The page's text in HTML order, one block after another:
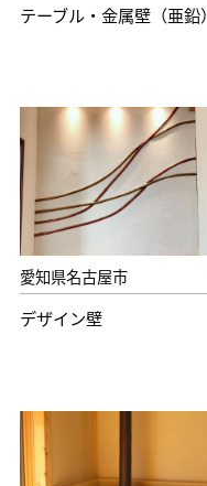
テーブル・金属壁（亜鉛）
愛知県名古屋市
デザイン壁